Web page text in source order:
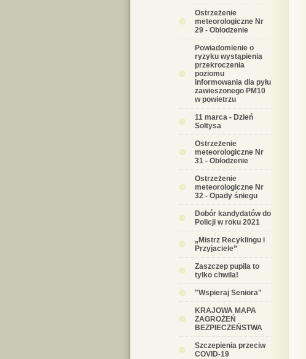
Ostrzeżenie
meteorologiczne Nr
29 - Oblodzenie
Powiadomienie o
ryzyku wystąpienia
przekroczenia
poziomu
informowania dla pyłu
zawieszonego PM10
w powietrzu
11 marca - Dzień
Sołtysa
Ostrzeżenie
meteorologiczne Nr
31 - Oblodzenie
Ostrzeżenie
meteorologiczne Nr
32 - Opady śniegu
Dobór kandydatów do
Policji w roku 2021
„Mistrz Recyklingu i
Przyjaciele”
Zaszczep pupila to
tylko chwila!
"Wspieraj Seniora"
KRAJOWA MAPA
ZAGROŻEŃ
BEZPIECZEŃSTWA
Szczepienia przeciw
COVID-19